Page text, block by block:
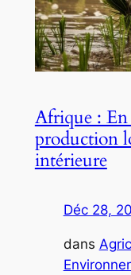
Afrique :
production
intérieure
Déc 28,
dans